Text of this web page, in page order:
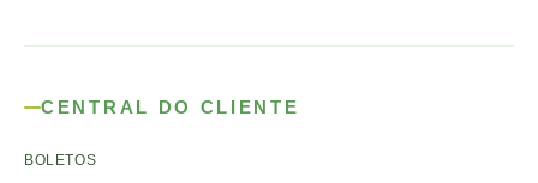
CENTRAL DO CLIENTE
BOLETOS